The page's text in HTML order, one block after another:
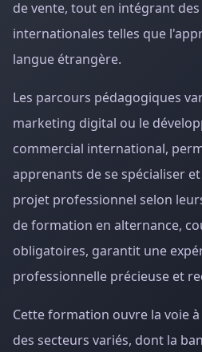
de vente, tout en intégrant
internationales telles que
langue étrangère.
Les parcours pédagogiques
marketing digital ou le
commercial international,
apprenants de se spécialiser
projet professionnel selon
de formation en alternance,
obligatoires, garantit une
professionnelle précieuse et
Cette formation ouvre la voie
des secteurs variés, dont la